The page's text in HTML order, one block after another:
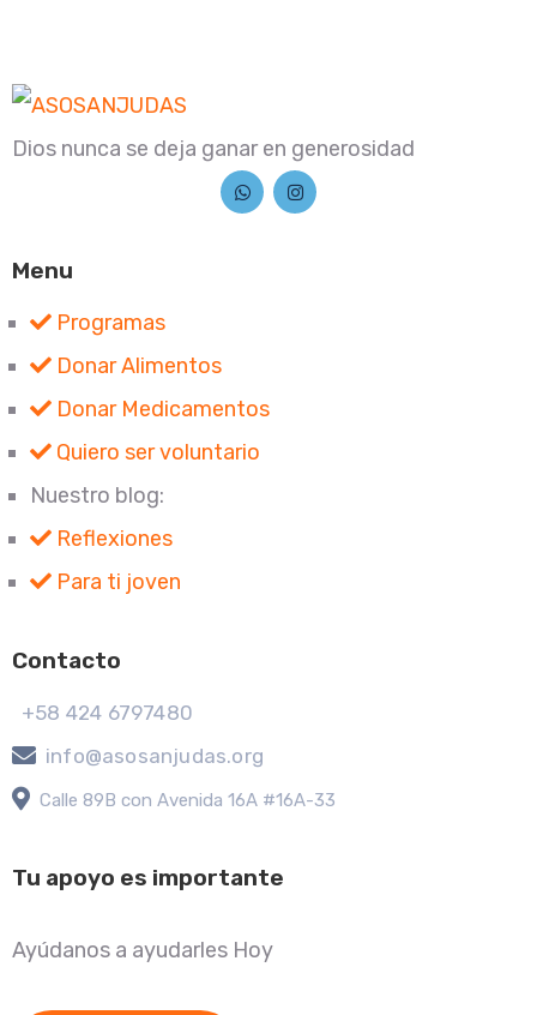
Dios nunca se deja ganar en generosidad
Menu
Programas
Donar Alimentos
Donar Medicamentos
Quiero ser voluntario
Nuestro blog:
Reflexiones
Para ti joven
Contacto
+58 424 6797480
info@asosanjudas.org
Calle 89B con Avenida 16A #16A-33
Tu apoyo es importante
Ayúdanos a ayudarles Hoy